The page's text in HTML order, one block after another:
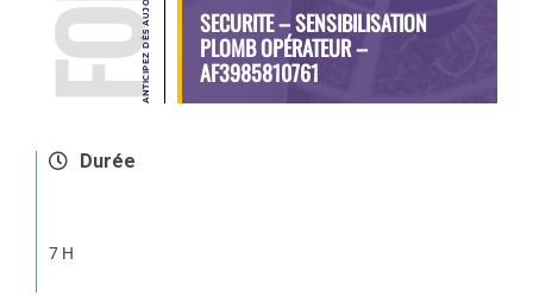
SECURITE – SENSIBILISATION
PLOMB OPÉRATEUR –
AF3985810761
Durée
7 H